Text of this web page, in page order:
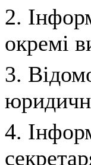
2.
окремі
3.
4.